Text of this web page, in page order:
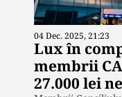
04 Dec. 2025, 21:23
Lux în
membrii
27.000 lei